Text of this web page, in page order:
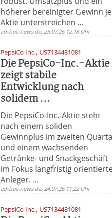
höherer bereinigter Gewinn je
Aktie unterstreichen ...
ad-hoc-news.de, 25.07.26 12:18 Uhr
PepsiCo Inc., US7134481081
Die PepsiCo-Inc.-Aktie
zeigt stabile
Entwicklung nach
solidem ...
Die PepsiCo-Inc.-Aktie steht
nach einem soliden
Gewinnplus im zweiten
und einem wachsenden
Getränke- und Snackgeschäft
im Fokus langfristig
Anleger. ...
ad-hoc-news.de, 24.07.26 11:22 Uhr
PepsiCo Inc., US7134481081